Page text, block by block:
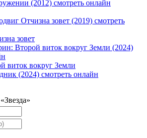
зовет
виток вокруг Земли